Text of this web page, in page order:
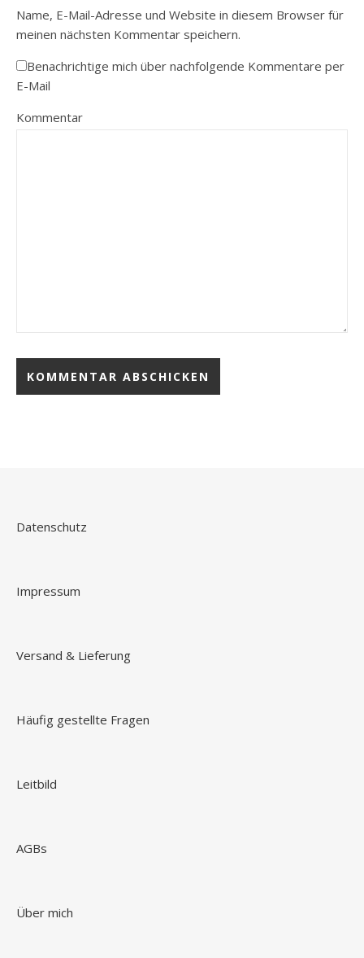
Name, E-Mail-Adresse und Website in diesem Browser für
meinen nächsten Kommentar speichern.
Benachrichtige mich über nachfolgende Kommentare per
E-Mail
Kommentar
Datenschutz
Impressum
Versand & Lieferung
Häufig gestellte Fragen
Leitbild
AGBs
Über mich